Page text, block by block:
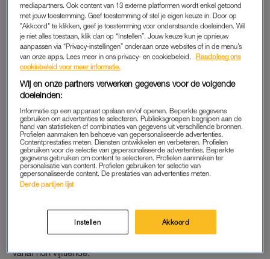
Twijfels
“Ze baseren alles op temperatuurmetingen, terwijl die heel
onbetrouwbaar zijn wanneer ze niet elke keer op hetzelfde
moment van de dag, op dezelfde manier gedaan worden. Dat
is bijna onmogelijk met een onregelmatige cyclus of een
onregelmatig leven.” Vooral jonge vrouwen lopen zo het risico
niet goed beschermd te zijn. “Bij hen is de menstruatie vaak
nog niet zo regelmatig, waardoor het al helemaal niet goed te
meten is wanneer ze vruchtbaar zijn.”
Vervanging voor de pil
Wel snapt de gynaecoloog waarom vrouwen een alternatief
een jaar of 27 zijn en zich veel beter voelen nadat ze gestopt
zijn met de pil. Ze vragen zich af hoe ze zich als vrouw
ontwikkeld hadden wanneer ze de pil niet hadden geslikt
vanaf hun vijftiende.”
mediapartners. Ook content van 13 externe platformen wordt enkel getoond
met jouw toestemming. Geef toestemming of stel je eigen keuze in. Door op
"Akkoord" te klikken, geef je toestemming voor onderstaande doeleinden. Wil
je niet alles toestaan, klik dan op “Instellen”. Jouw keuze kun je opnieuw
aanpassen via “Privacy-instellingen” onderaan onze websites of in de menu’s
van onze apps. Lees meer in ons privacy- en cookiebeleid.
Raadpleeg ons
cookiebeleid voor meer informatie.
Wij en onze partners verwerken gegevens voor de volgende
doeleinden:
Informatie op een apparaat opslaan en/of openen. Beperkte gegevens
gebruiken om advertenties te selecteren. Publieksgroepen begrijpen aan de
hand van statistieken of combinaties van gegevens uit verschillende bronnen.
Profielen aanmaken ten behoeve van gepersonaliseerde advertenties.
Contentprestaties meten. Diensten ontwikkelen en verbeteren. Profielen
gebruiken voor de selectie van gepersonaliseerde advertenties. Beperkte
gegevens gebruiken om content te selecteren. Profielen aanmaken ter
personalisatie van content. Profielen gebruiken ter selectie van
gepersonaliseerde content. De prestaties van advertenties meten.
Derde partijen lijst
Instellen Akkoord